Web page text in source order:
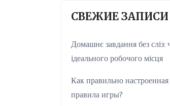
СВЕЖИЕ ЗАПИСИ
Домашнє завдання без сліз:
ідеального робочого місця
Как правильно
правила игры?